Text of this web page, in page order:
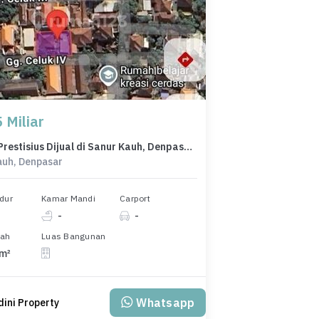
Miliar
Kavling Prestisius Dijual di Sanur Kauh, Denpasar, Harga 5,5 Miliar
Denpasar
Kamar Mandi
-
Carport
-
Luas Bangunan
Property Whatsapp